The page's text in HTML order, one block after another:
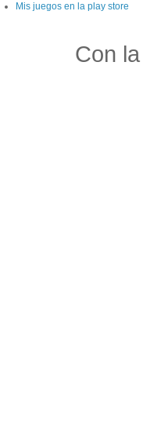
Mis juegos en la play store
Con